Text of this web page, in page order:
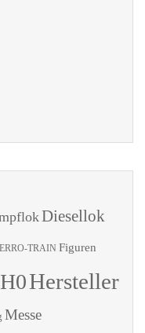
Diesellok
TRAIN Figuren
H0Hersteller
Messe